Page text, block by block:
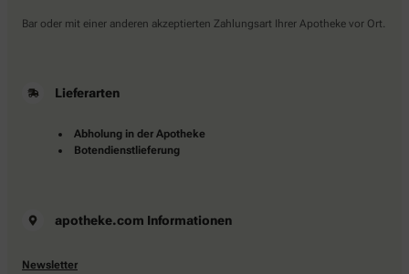
Bar oder mit einer anderen akzeptierten Zahlungsart Ihrer Apotheke vor Ort.
Lieferarten
Abholung in der Apotheke
Botendienstlieferung
apotheke.com Informationen
Newsletter